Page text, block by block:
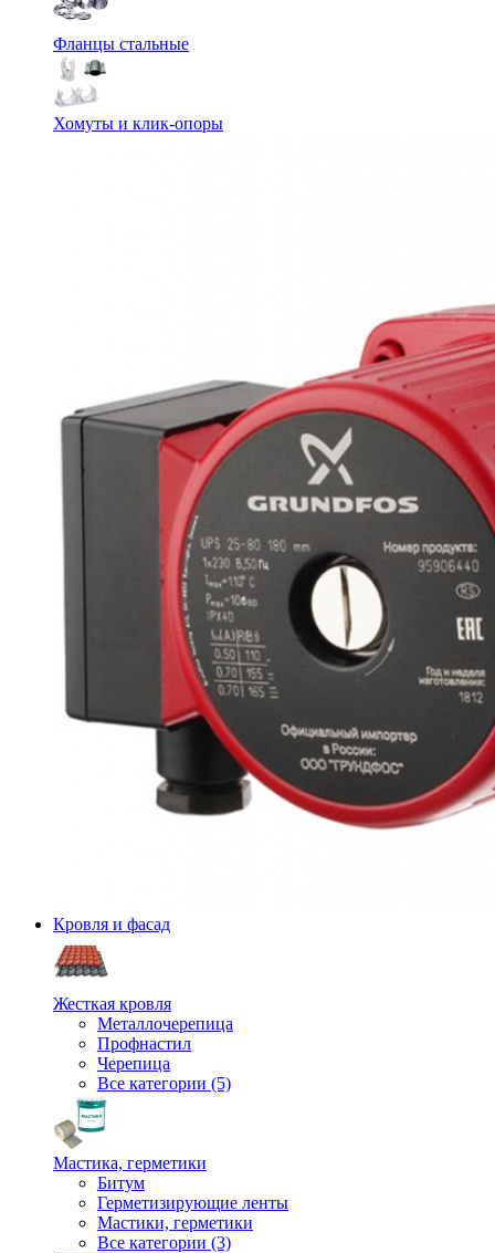
Фланцы стальные
Хомуты и клик-опоры
Кровля и фасад
Жесткая кровля
Металлочерепица
Профнастил
Черепица
Все категории (5)
Мастика, герметики
Битум
Герметизирующие ленты
Мастики, герметики
Все категории (3)